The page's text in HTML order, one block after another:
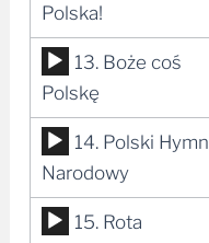
plików
dźwiękowych
Polska!
Odtwarzacz
plików
dźwiękowych
13. Boże coś
Polskę
Odtwarzacz
plików
dźwiękowych
14. Polski Hymn
Narodowy
Odtwarzacz
15. Rota